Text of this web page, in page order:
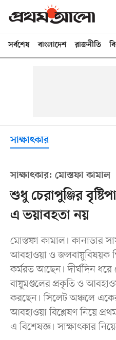
সর্বশেষ বাংলাদেশ রাজনীতি
সাক্ষাৎকার
সাক্ষাৎকার: মোস্তফা কামাল
শুধু চেরাপুঞ্জির
এ ভয়াবহতা নয়
মোস্তফা কামাল। কানাডার
আবহাওয়া ও জলবায়ুবিষয়ক
কর্মরত আছেন। দীর্ঘদিন
বায়ুমণ্ডলের প্রকৃতি ও
করছেন। সিলেট অঞ্চলে
আবহাওয়া বিশ্লেষণ নিয়ে
এ বিশেষজ্ঞ। সাক্ষাৎকার